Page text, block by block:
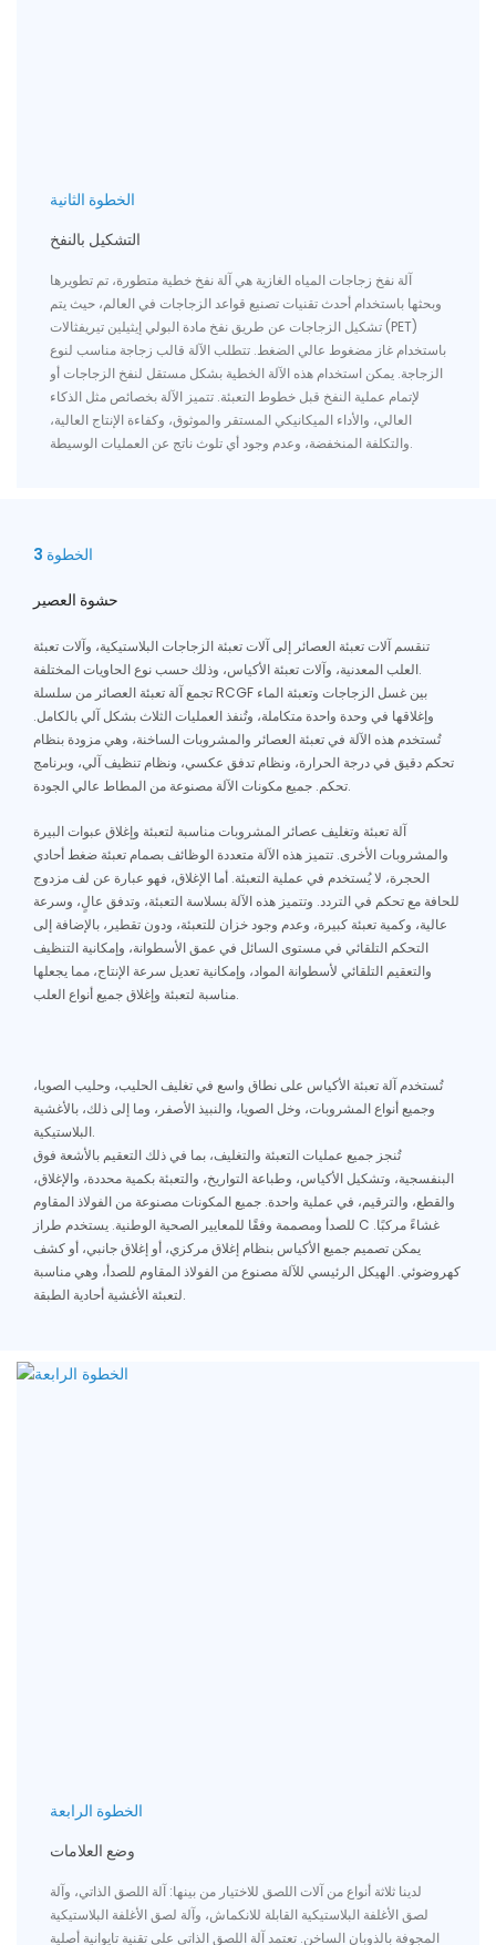
الخطوة الثانية
التشكيل بالنفخ
آلة نفخ زجاجات المياه الغازية هي آلة نفخ خطية متطورة، تم تطويرها
وبحثها باستخدام أحدث تقنيات تصنيع قواعد الزجاجات في العالم، حيث يتم
تشكيل الزجاجات عن طريق نفخ مادة البولي إيثيلين تيريفثالات (PET)
باستخدام غاز مضغوط عالي الضغط. تتطلب الآلة قالب زجاجة مناسب لنوع
الزجاجة. يمكن استخدام هذه الآلة الخطية بشكل مستقل لنفخ الزجاجات أو
لإتمام عملية النفخ قبل خطوط التعبئة. تتميز الآلة بخصائص مثل الذكاء
العالي، والأداء الميكانيكي المستقر والموثوق، وكفاءة الإنتاج العالية،
والتكلفة المنخفضة، وعدم وجود أي تلوث ناتج عن العمليات الوسيطة.
الخطوة 3
حشوة العصير
تنقسم آلات تعبئة العصائر إلى آلات تعبئة الزجاجات البلاستيكية، وآلات تعبئة
العلب المعدنية، وآلات تعبئة الأكياس، وذلك حسب نوع الحاويات المختلفة.
تجمع آلة تعبئة العصائر من سلسلة RCGF بين غسل الزجاجات وتعبئة الماء
وإغلاقها في وحدة واحدة متكاملة، وتُنفذ العمليات الثلاث بشكل آلي بالكامل.
تُستخدم هذه الآلة في تعبئة العصائر والمشروبات الساخنة، وهي مزودة بنظام
تحكم دقيق في درجة الحرارة، ونظام تدفق عكسي، ونظام تنظيف آلي، وبرنامج
تحكم. جميع مكونات الآلة مصنوعة من المطاط عالي الجودة.
آلة تعبئة وتغليف عصائر المشروبات مناسبة لتعبئة وإغلاق عبوات البيرة
والمشروبات الأخرى. تتميز هذه الآلة متعددة الوظائف بصمام تعبئة ضغط أحادي
الحجرة، لا يُستخدم في عملية التعبئة. أما الإغلاق، فهو عبارة عن لف مزدوج
للحافة مع تحكم في التردد. وتتميز هذه الآلة بسلاسة التعبئة، وتدفق عالٍ، وسرعة
عالية، وكمية تعبئة كبيرة، وعدم وجود خزان للتعبئة، ودون تقطير، بالإضافة إلى
التحكم التلقائي في مستوى السائل في عمق الأسطوانة، وإمكانية التنظيف
والتعقيم التلقائي لأسطوانة المواد، وإمكانية تعديل سرعة الإنتاج، مما يجعلها
مناسبة لتعبئة وإغلاق جميع أنواع العلب.
تُستخدم آلة تعبئة الأكياس على نطاق واسع في تغليف الحليب، وحليب الصويا،
وجميع أنواع المشروبات، وخل الصويا، والنبيذ الأصفر، وما إلى ذلك، بالأغشية
البلاستيكية.
تُنجز جميع عمليات التعبئة والتغليف، بما في ذلك التعقيم بالأشعة فوق
البنفسجية، وتشكيل الأكياس، وطباعة التواريخ، والتعبئة بكمية محددة، والإغلاق،
والقطع، والترقيم، في عملية واحدة. جميع المكونات مصنوعة من الفولاذ المقاوم
للصدأ ومصممة وفقًا للمعايير الصحية الوطنية. يستخدم طراز C غشاءً مركبًا.
يمكن تصميم جميع الأكياس بنظام إغلاق مركزي، أو إغلاق جانبي، أو كشف
كهروضوئي. الهيكل الرئيسي للآلة مصنوع من الفولاذ المقاوم للصدأ، وهي مناسبة
لتعبئة الأغشية أحادية الطبقة.
الخطوة الرابعة
وضع العلامات
لدينا ثلاثة أنواع من آلات اللصق للاختيار من بينها: آلة اللصق الذاتي، وآلة
لصق الأغلفة البلاستيكية القابلة للانكماش، وآلة لصق الأغلفة البلاستيكية
المجوفة بالذوبان الساخن. تعتمد آلة اللصق الذاتي على تقنية تايوانية أصلية